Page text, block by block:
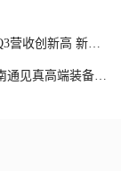
上一篇：安博体育官网下载app-芯原微电子预计Q3营收创新高 新签订单超15亿
下一篇：安博体育官网下载app-总投资30亿元，南通见真高端装备零部件制造项目开工